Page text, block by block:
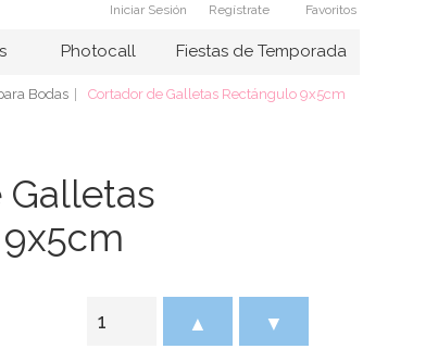
Iniciar Sesión Regístrate Favoritos
Photocall Fiestas de Temporada
Bodas Cortador de Galletas Rectángulo 9x5cm
Galletas
▲ ▼